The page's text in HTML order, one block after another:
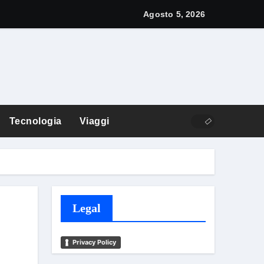
Agosto 5, 2026
Tecnologia Viaggi
Legal
Privacy Policy